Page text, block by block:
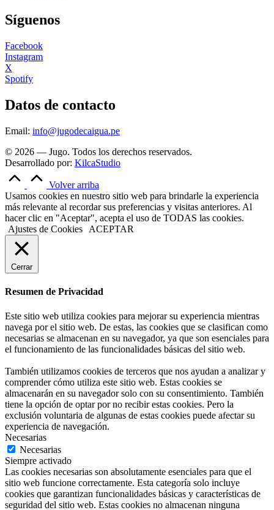
Síguenos
Facebook
Instagram
X
Spotify
Datos de contacto
Email: info@jugodecaigua.pe
© 2026 — Jugo. Todos los derechos reservados.
Desarrollado por: KilcaStudio
Volver arriba
Usamos cookies en nuestro sitio web para brindarle la experiencia
más relevante al recordar sus preferencias y visitas anteriores. Al
hacer clic en "Aceptar", acepta el uso de TODAS las cookies.
Ajustes de Cookies
ACEPTAR
Cerrar
Resumen de Privacidad
Este sitio web utiliza cookies para mejorar su experiencia mientras
navega por el sitio web. De estas, las cookies que se clasifican como
necesarias se almacenan en su navegador, ya que son esenciales para
el funcionamiento de las funcionalidades básicas del sitio web.
También utilizamos cookies de terceros que nos ayudan a analizar y
comprender cómo utiliza este sitio web. Estas cookies se
almacenarán en su navegador solo con su consentimiento. También
tiene la opción de optar por no recibir estas cookies. Pero la
exclusión voluntaria de algunas de estas cookies puede afectar su
experiencia de navegación.
Necesarias
Necesarias
Siempre activado
Las cookies necesarias son absolutamente esenciales para que el
sitio web funcione correctamente. Esta categoría solo incluye
cookies que garantizan funcionalidades básicas y características de
seguridad del sitio web. Estas cookies no almacenan ninguna